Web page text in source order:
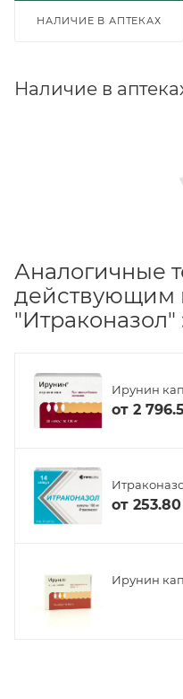
НАЛИЧИЕ В АПТЕКАХ
Наличие в
Аналогичные
действующим
"Итраконазол"
Ирунин
от 2
от
Ирунин